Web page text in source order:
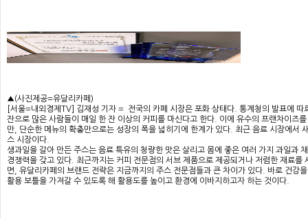
▲(사진제공=유달리카페)
[서울=내외경제TV] 김재성 기자 = 전국의 카페 시장은 포화 상태다. 통계청의 발표에
잔으로 많은 사람들이 매일 한 잔 이상의 커피를 마신다고 한다. 이에 유수의 프랜차이즈
만, 단순한 메뉴의 확충만으로는 성장의 폭을 넓히기에 한계가 있다. 최근 음료 시장에서
스 시장이다.
생과일을 갈아 만든 주스는 음료 특유의 청량한 맛은 살리고 몸에 좋은 여러 가지 과일과
경쟁력을 갖고 있다. 최근까지는 커피 전문점의 서브 제품으로 제공되거나 저렴한 재료를
면, 유달리카페의 브랜드 전략은 지금까지의 주스 전문점들과 큰 차이가 있다. 바로 건강
활용 보틀을 가져갈 수 있도록 해 활용도를 높이고 환경에 이바지하고자 하는 것이다.